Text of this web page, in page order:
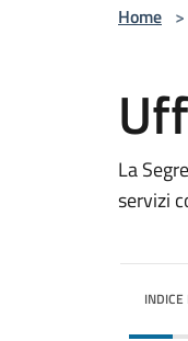
Home >
La
servizi